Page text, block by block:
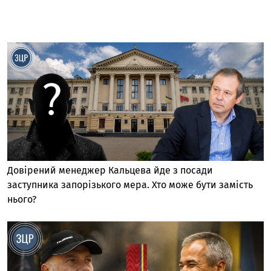
Довірений менеджер Кальцева йде з посади
заступника запорізького мера. Хто може бути замість
нього?